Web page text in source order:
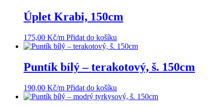
Úplet Krabi, 150cm
175,00 Kč/m Přidat do košíku
Puntík bílý – terakotový, š. 150cm
190,00 Kč/m Přidat do košíku